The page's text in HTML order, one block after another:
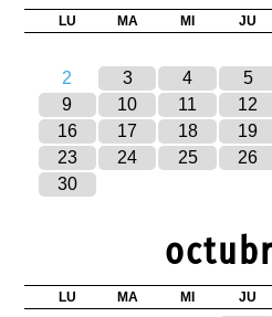
LU MA MI JU
2
3 4 5
9
10 11 12
16
17 18 19
23
24 25 26
30
LU MA MI JU